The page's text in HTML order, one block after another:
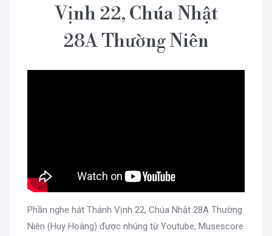
Vịnh 22, Chúa Nhật
28A Thường Niên
Phần nghe hát Thánh Vịnh 22, Chúa Nhật 28A Thường
Niên (Huy Hoàng) được nhúng từ Youtube, Musescore